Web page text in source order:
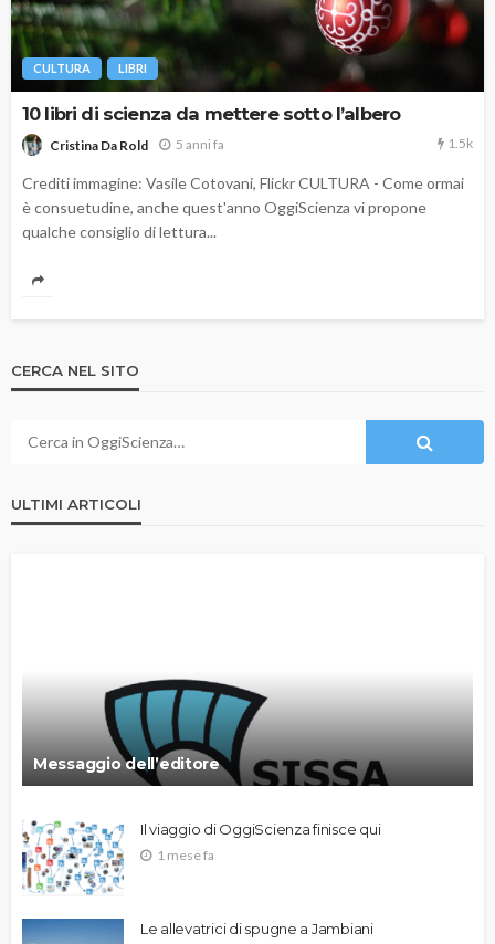
CULTURA LIBRI
10 libri di scienza da mettere sotto l’albero
Cristina Da Rold 5 anni fa 1.5k
Crediti immagine: Vasile Cotovani, Flickr CULTURA - Come ormai
è consuetudine, anche quest'anno OggiScienza vi propone
qualche consiglio di lettura...
CERCA NEL SITO
ULTIMI ARTICOLI
Messaggio dell’editore
Il viaggio di OggiScienza finisce qui
1 mese fa
Le allevatrici di spugne a Jambiani